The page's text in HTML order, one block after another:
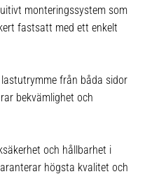
monteringssystem som
fastsatt med ett enkelt
från båda sidor
bekvämlighet och
och hållbarhet i
högsta kvalitet och